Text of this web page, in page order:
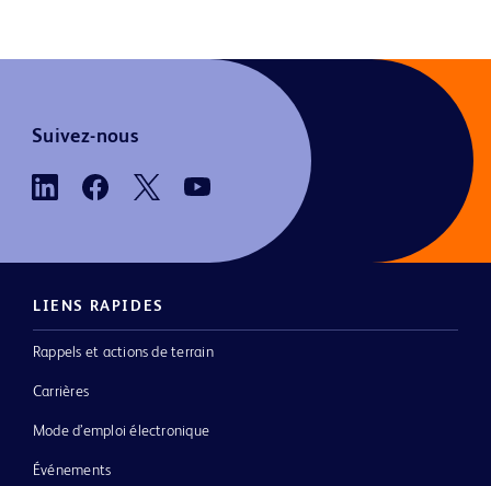
Suivez-nous
LIENS RAPIDES
Rappels et actions de terrain
Carrières
Mode d’emploi électronique
Événements